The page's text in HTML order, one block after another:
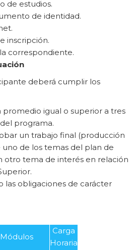
de estudios.
de identidad.
inscripción.
correspondiente.
deberá cumplir los
igual o superior a tres
programa.
un trabajo final (producción
de los temas del plan de
otro tema de interés en relación
las obligaciones de carácter
Módulos
Carga
Horaria